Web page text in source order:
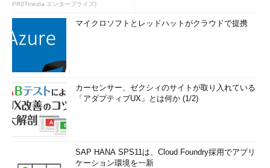
PR(ITmedia エンタープライズ)
マイクロソフトとレッドハットがクラウドで提携
カーセンサー、ゼクシィのサイトが取り入れている
「アダプティブUX」とは何か (1/2)
SAP HANA SPS11は、Cloud Foundry採用でアプリ
ケーション環境を一新